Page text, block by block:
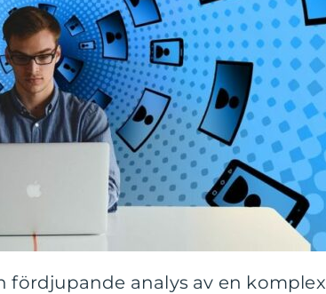
fördjupande analys av en komplex